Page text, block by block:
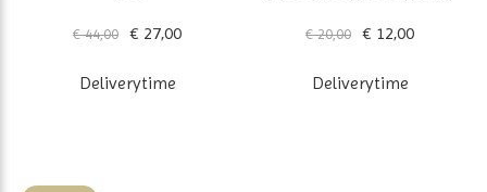
€ 44,00 € 27,00
Deliverytime
€ 20,00 € 12,00
Deliverytime